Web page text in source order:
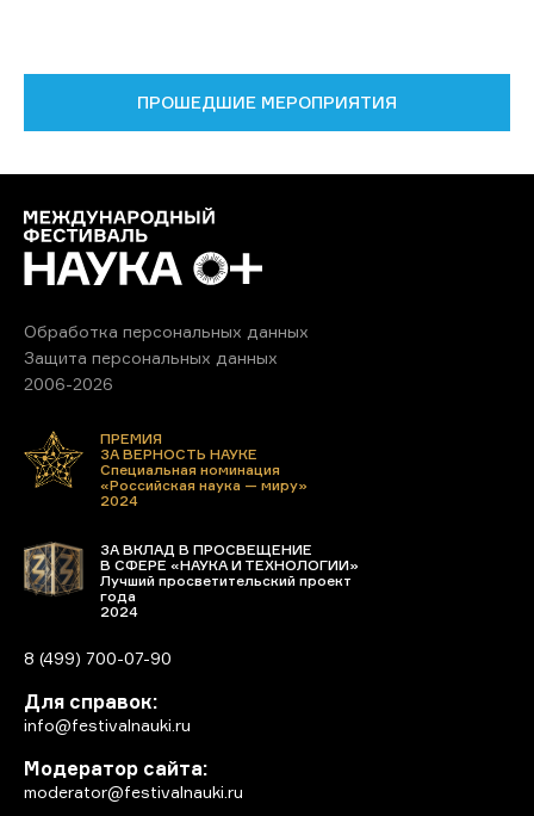
ПРОШЕДШИЕ МЕРОПРИЯТИЯ
Обработка персональных данных
Защита персональных данных
2006-2026
ПРЕМИЯ
ЗА ВЕРНОСТЬ НАУКЕ
Специальная номинация
«Российская наука — миру»
2024
ЗА ВКЛАД В ПРОСВЕЩЕНИЕ
В СФЕРЕ «НАУКА И ТЕХНОЛОГИИ»
Лучший просветительский проект
года
2024
8 (499) 700-07-90
Для справок:
info@festivalnauki.ru
Модератор сайта:
moderator@festivalnauki.ru